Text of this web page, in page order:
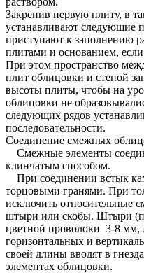
Закрепив первую плиту, в
устанавливают следующие
приступают к заполнению
плитами и основанием,
При этом пространство
плит облицовки и стеной
высоты плиты, чтобы на
облицовки не
следующих рядов
последовательности.
Соединение смежных
Смежные элементы
клинчатым способом.
При соединении встык
торцовыми гранями. При
исключить относительные
штыри или скобы. Штыри
цветной проволоки 3-8
горизонтальных и
своей длины вводят в
элементах облицовки.